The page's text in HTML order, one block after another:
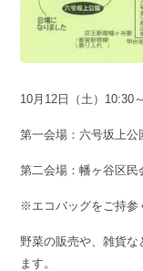
10月12日（土）
第一会場：六号坂上公
第二会場：幡ヶ谷区民
※エコバッグをご持参
野菜の販売や、雑貨な
ます。